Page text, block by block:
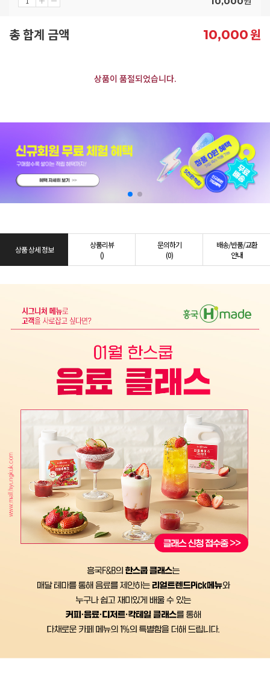
총 합계 금액 10,000원
상품이 품절되었습니다.
상품 상세 정보
상품리뷰
()
문의하기
(0)
배송/반품/교환
안내